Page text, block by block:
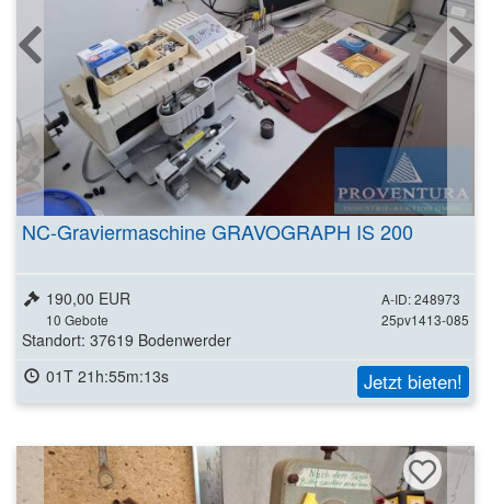
NC-Graviermaschine GRAVOGRAPH IS 200
A-ID: 248973
25pv1413-085
190,00 EUR
10 Gebote
Standort: 37619 Bodenwerder
01T 21h:55m:11s
Jetzt bieten!